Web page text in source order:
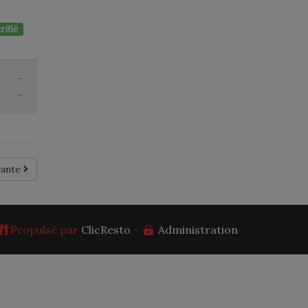
-
-
Propulsé par ClicResto - Administration